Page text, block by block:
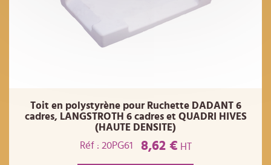
Toit en polystyrène pour Ruchette DADANT 6
cadres, LANGSTROTH 6 cadres et QUADRI HIVES
(HAUTE DENSITE)
Réf : 20PG61
8,62 € HT